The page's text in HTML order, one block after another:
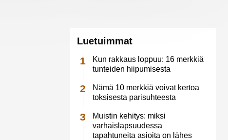
Luetuimmat
Kun rakkaus loppuu: 16 merkkiä
tunteiden hiipumisesta
Nämä 10 merkkiä voivat kertoa
toksisesta parisuhteesta
Muistin kehitys: miksi
varhaislapsuudessa
tapahtuneita asioita on lähes